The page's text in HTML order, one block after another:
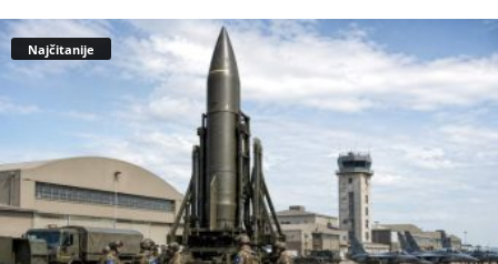
Najčitanije